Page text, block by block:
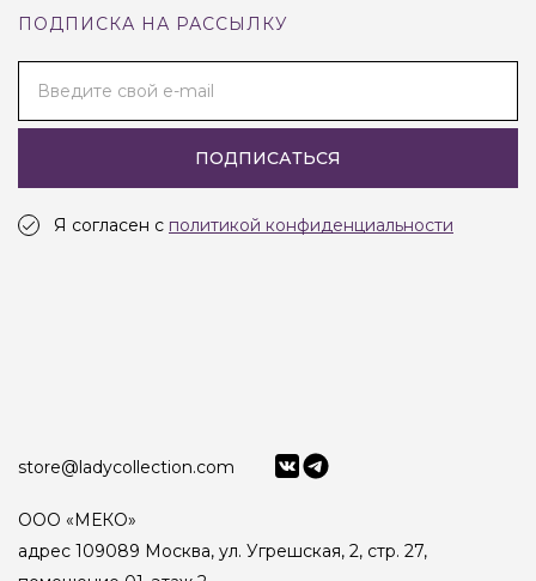
ПОДПИСКА НА РАССЫЛКУ
Введите свой e-mail
ПОДПИСАТЬСЯ
Я согласен с политикой конфиденциальности
store@ladycollection.com
ООО «МЕКО»
адрес 109089 Москва, ул. Угрешская, 2, стр. 27,